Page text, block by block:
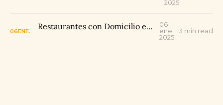
2025
06ENE. Restaurantes con Domicilio en Rivera, Huila
06
ene.
2025
3 min read